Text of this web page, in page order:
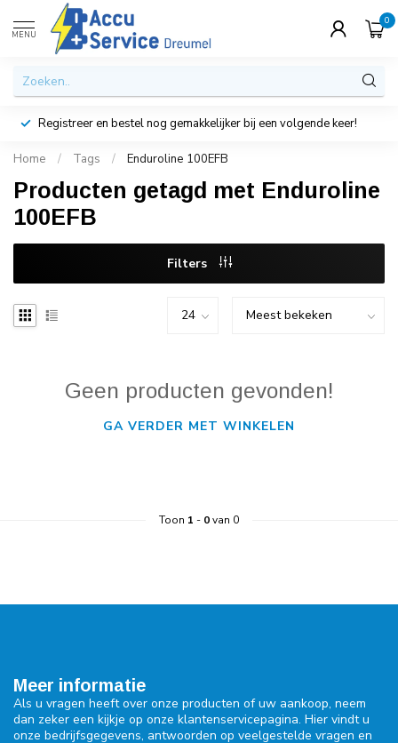
MENU
0
Registreer en bestel nog gemakkelijker bij een volgende keer!
Home / Tags / Enduroline 100EFB
Producten getagd met Enduroline
100EFB
Filters
Geen producten gevonden!
GA VERDER MET WINKELEN
Toon 1 - 0van 0
Meer informatie
Als u vragen heeft over onze producten of uw aankoop, neem
dan zeker een kijkje op onze klantenservicepagina. Hier vindt u
onze bedrijfsgegevens, antwoorden op veelgestelde vragen en